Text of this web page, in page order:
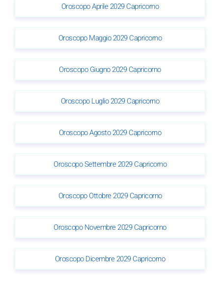
Oroscopo Aprile 2029 Capricorno
Oroscopo Maggio 2029 Capricorno
Oroscopo Giugno 2029 Capricorno
Oroscopo Luglio 2029 Capricorno
Oroscopo Agosto 2029 Capricorno
Oroscopo Settembre 2029 Capricorno
Oroscopo Ottobre 2029 Capricorno
Oroscopo Novembre 2029 Capricorno
Oroscopo Dicembre 2029 Capricorno